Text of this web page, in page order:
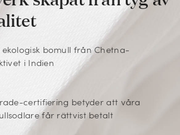
ekologisk bomull från Chetna-
i Indien
certifiering betyder att våra
får rättvist betalt